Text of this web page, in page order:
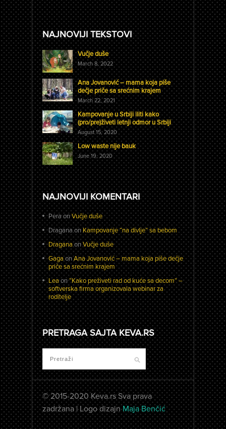
NAJNOVIJI TEKSTOVI
Vučje duše
March 8, 2022
Ana Jovanović – mama koja piše
dečje priče sa srećnim krajem
March 22, 2021
Kampovanje u Srbiji iliti kako
(pro/pre)živeti letnji odmor u Srbiji
August 15, 2020
Low waste nije bauk
June 19, 2020
NAJNOVIJI KOMENTARI
PeraonVučje duše
DraganaonKampovanje “na divlje” sa bebom
DraganaonVučje duše
GagaonAna Jovanović – mama koja piše dečje
priče sa srećnim krajem
Leaon“Kako preživeti rad od kuće sa decom” –
softverska firma organizovala webinar za
roditelje
PRETRAGA SAJTA KEVA.RS
© 2015-2020 Keva.rs Sva prava
zadržana | Logo dizajnMaja Benčić